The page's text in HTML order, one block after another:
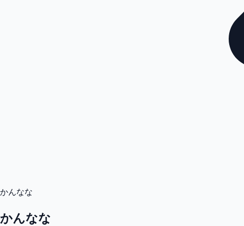
かんなな
かんなな